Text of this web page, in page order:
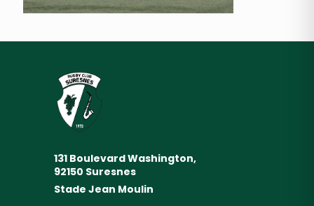
131 Boulevard Washington,
92150 Suresnes
Stade Jean Moulin